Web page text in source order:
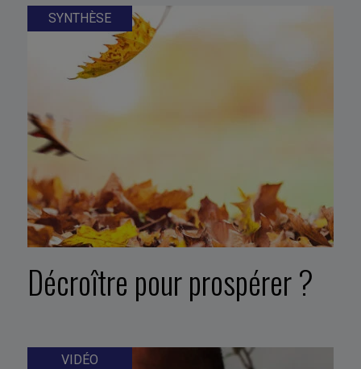
SYNTHÈSE
Décroître pour prospérer ?
VIDÉO